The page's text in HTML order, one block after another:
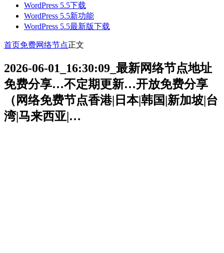
WordPress 5.5下载
WordPress 5.5新功能
WordPress 5.5最新版下载
首页免费网络节点正文
2026-06-01_16:30:09_最新网络节点地址
免费分享…不定期更新…开放免费分享
（网络免费节点香港|日本|韩国|新加坡|台
湾|马来西亚|…